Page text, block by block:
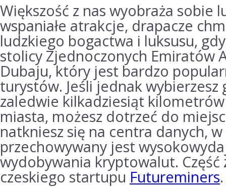
Większość z nas wyobraża sobie
wspaniałe atrakcje, drapacze
ludzkiego bogactwa i luksusu,
stolicy Zjednoczonych Emiratów
Dubaju, który jest bardzo
turystów. Jeśli jednak wybierzesz
zaledwie kilkadziesiąt
miasta, możesz dotrzeć do
natkniesz się na centra danych,
przechowywany jest
wydobywania kryptowalut.
czeskiego startupu Futureminers.